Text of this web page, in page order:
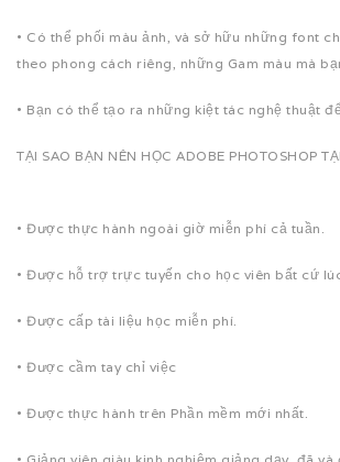
• Có thể phối màu ảnh, và sở hữu những font
theo phong cách riêng, những Gam màu mà
• Bạn có thể tạo ra những kiệt tác nghệ thuật
TẠI SAO BẠN NÊN HỌC ADOBE PHOTOSHOP
• Được thực hành ngoài giờ miễn phí cả tuần.
• Được hỗ trợ trực tuyến cho học viên bất cứ
• Được cấp tài liệu học miễn phí.
• Được cầm tay chỉ việc
• Được thực hành trên Phần mềm mới nhất.